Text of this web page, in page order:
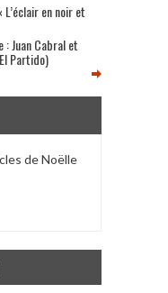
en noir et
: Juan Cabral et
Partido)
de Noëlle